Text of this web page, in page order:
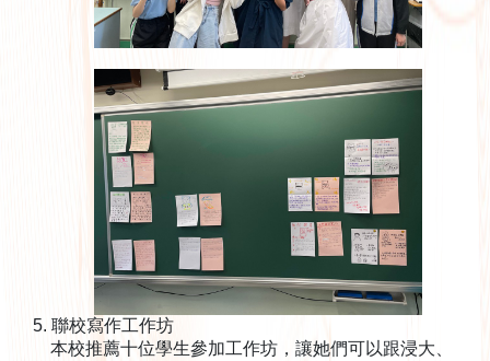
5. 聯校寫作工作坊
本校推薦十位學生參加工作坊，讓她們可以跟浸大、